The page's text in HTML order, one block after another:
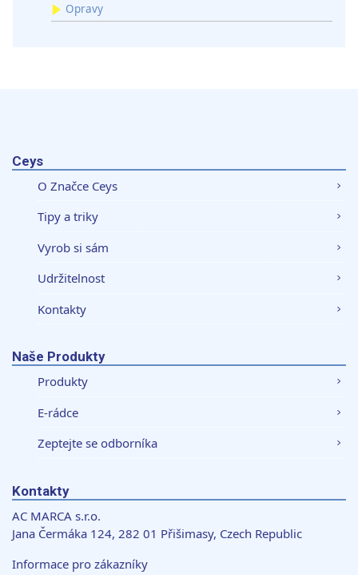
Opravy
Ceys
O Značce Ceys
Tipy a triky
Vyrob si sám
Udržitelnost
Kontakty
Naše Produkty
Produkty
E-rádce
Zeptejte se odborníka
Kontakty
AC MARCA s.r.o.
Jana Čermáka 124, 282 01 Přišimasy, Czech Republic
Informace pro zákazníky